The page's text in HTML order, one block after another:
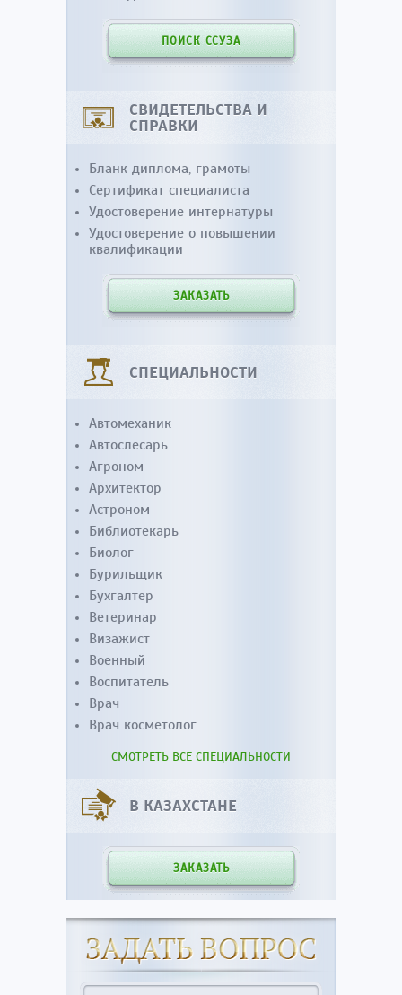
ПОИСК ССУЗА
СВИДЕТЕЛЬСТВА И
СПРАВКИ
Бланк диплома, грамоты
Сертификат специалиста
Удостоверение интернатуры
Удостоверение о повышении
квалификации
ЗАКАЗАТЬ
СПЕЦИАЛЬНОСТИ
Автомеханик
Автослесарь
Агроном
Архитектор
Астроном
Библиотекарь
Биолог
Бурильщик
Бухгалтер
Ветеринар
Визажист
Военный
Воспитатель
Врач
Врач косметолог
СМОТРЕТЬ ВСЕ СПЕЦИАЛЬНОСТИ
В КАЗАХСТАНЕ
ЗАКАЗАТЬ